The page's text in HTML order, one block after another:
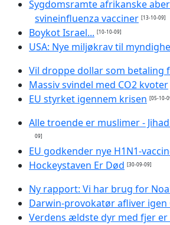
Sygdomsramte afrikanske
svineinfluenza vacciner [13-10-09]
Boykot Israel... [10-10-09]
USA: Nye miljøkrav til
Vil droppe dollar som betaling
Massiv svindel med CO2 kvoter
EU styrket igennem krisen [05-10-
Alle troende er muslimer -
09]
EU godkender nye H1N1-
Hockeystaven Er Død [30-09-09]
Ny rapport: Vi har brug for
Darwin-provokatør afliver igen
Verdens ældste dyr med fjer